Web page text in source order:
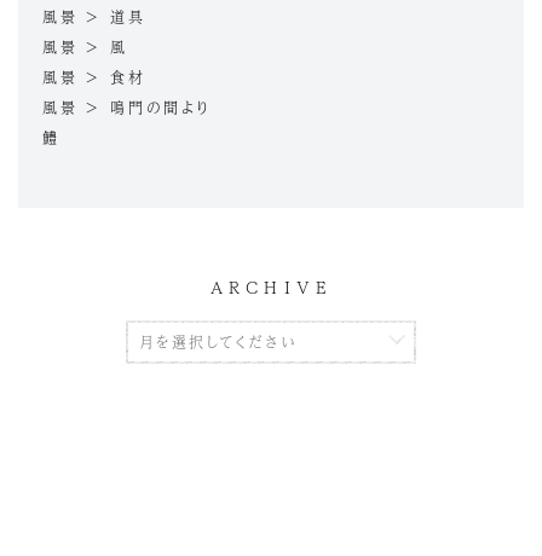
風景 > 道具
風景 > 風
風景 > 食材
風景 > 鳴門の間より
鱧
ARCHIVE